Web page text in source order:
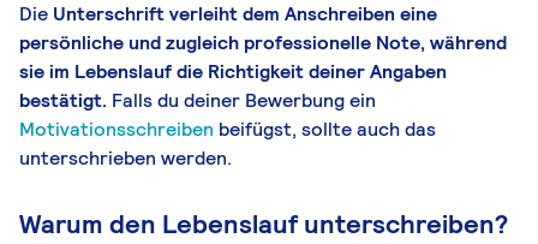
Die Unterschrift verleiht dem Anschreiben eine
persönliche und zugleich professionelle Note, während
sie im Lebenslauf die Richtigkeit deiner Angaben
bestätigt. Falls du deiner Bewerbung ein
Motivationsschreiben beifügst, sollte auch das
unterschrieben werden.
Warum den Lebenslauf unterschreiben?